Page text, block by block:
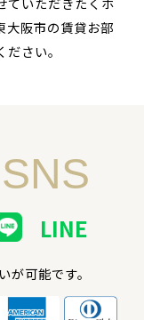
大阪市の賃貸お部
さい。
LINE
が可能です。